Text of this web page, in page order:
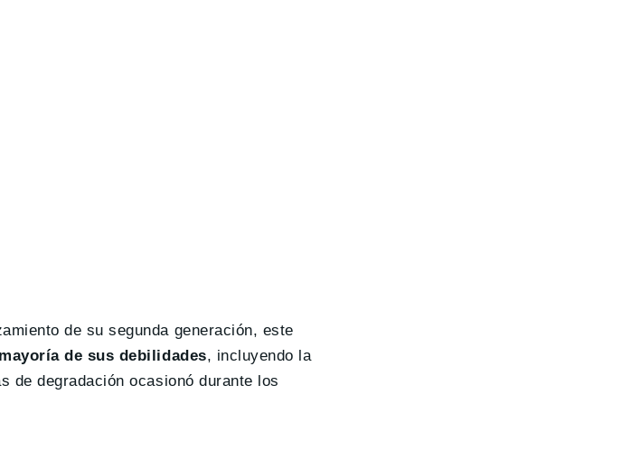
de su segunda generación, este
de sus debilidades, incluyendo la
de degradación ocasionó durante los